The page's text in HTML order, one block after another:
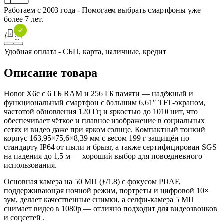
Работаем с 2003 года - Помогаем выбрать смартфоны уже
более 7 лет.
Удобная оплата - СБП, карта, наличные, кредит
Описание товара
Honor X6c с 6 ГБ RAM и 256 ГБ памяти — надёжный и
функциональный смартфон с большим 6,61″ TFT‑экраном,
частотой обновления 120 Гц и яркостью до 1010 нит, что
обеспечивает чёткое и плавное изображение в социальных
сетях и видео даже при ярком солнце. Компактный тонкий
корпус 163,95×75,6×8,39 мм с весом 199 г защищён по
стандарту IP64 от пыли и брызг, а также сертифицирован SGS
на падения до 1,5 м — хороший выбор для повседневного
использования.
Основная камера на 50 МП (ƒ/1.8) с фокусом PDAF,
поддерживающая ночной режим, портреты и цифровой 10×
зум, делает качественные снимки, а селфи-камера 5 МП
снимает видео в 1080p — отлично подходит для видеозвонков
и соцсетей .